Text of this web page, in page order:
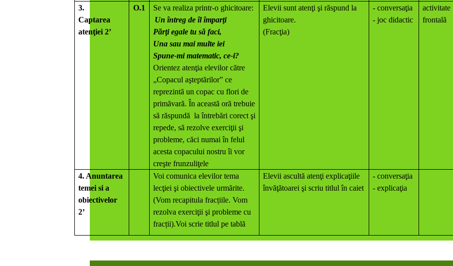
3.
Captarea
atenţiei 2’
O.1
Se va realiza printr-o ghicitoare:
Un întreg de îl împarţi
Părţi egale tu să faci,
Una sau mai multe iei
Spune-mi matematic, ce-i?
Orientez atenţia elevilor către
„Copacul aşteptărilor” ce
reprezintă un copac cu flori de
primăvară. În această oră trebuie
să răspundă la întrebări corect şi
repede, să rezolve exerciţii şi
probleme, căci numai în felul
acesta copacului nostru îi vor
creşte frunzuliţele
Elevii sunt atenţi şi răspund la
ghicitoare.
(Fracţia)
- conversaţia
- joc didactic
activitate
frontală
4. Anuntarea
temei si a
obiectivelor
2’
Voi comunica elevilor tema
lecţiei şi obiectivele urmărite.
(Vom recapitula fracțiile. Vom
rezolva exerciţii şi probleme cu
fracții).Voi scrie titlul pe tablă
Elevii ascultă atenţi explicaţiile
învăţătoarei şi scriu titlul în caiet
- conversaţia
- explicaţia